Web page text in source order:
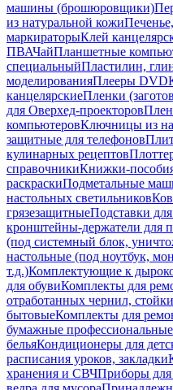
машины (брошюровщики)
из натуральной кожи
маркираторыКлей
ПВАЧайПланшетные
специальныйПластилин,
моделированияПлееры DVD
канцелярскиеПленки
для Оверхед-проекторов
компьютеровКлючницы из
защитные для телефонов
кулинарных рецептов
справочникиКнижки-
раскраскиПодметальные
настольных светильников
грязезащитныеПодставки
кронштейны-держатели для
(под системный блок,
настольные (под ноутбук,
т.д.)Комплектующие к
для обувиКомплекты для
отработанных чернил, стойки
бытовыеКомплекты для
бумажные профессиональные
бельяКондиционеры для
расписания уроков, закладки
хранения и СВЧПриборы для